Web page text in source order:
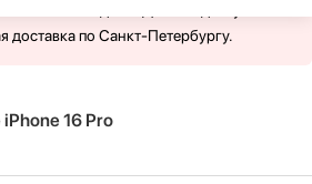
без выходных. Для Вас доступен
доставка по Санкт-Петербургу.
16 Pro